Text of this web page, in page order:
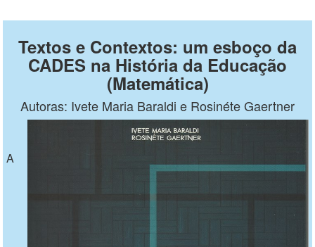
Textos e Contextos: um esboço da
CADES na História da Educação
(Matemática)
Autoras: Ivete Maria Baraldi e Rosinéte Gaertner
A